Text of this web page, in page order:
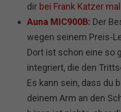
dir bei Frank Katzer
Auna MIC900B: Der
wegen seinem Preis-
Dort ist schon eine so
integriert, die den
Es kann sein, dass du
deinem Arm an den